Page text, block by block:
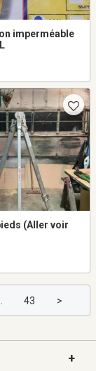
imperméable
(Aller voir
43 >
+